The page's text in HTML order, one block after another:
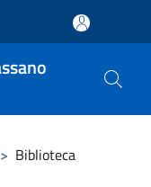
> Biblioteca